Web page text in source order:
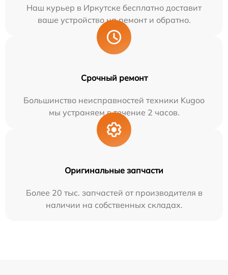
Наш курьер в Иркутске бесплатно доставит
ваше устройство на ремонт и обратно.
Срочный ремонт
Большинство неисправностей техники Kugoo
мы устраняем в течение 2 часов.
Оригинальные запчасти
Более 20 тыс. запчастей от производителя в
наличии на собственных складах.